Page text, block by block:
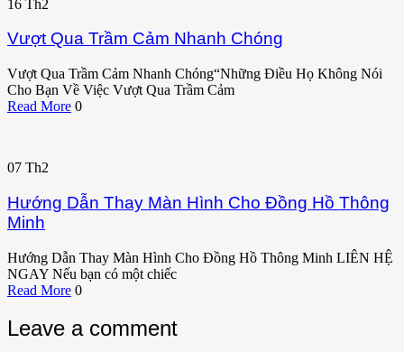
16 Th2
Vượt Qua Trầm Cảm Nhanh Chóng
Vượt Qua Trầm Cảm Nhanh Chóng“Những Điều Họ Không Nói
Cho Bạn Về Việc Vượt Qua Trầm Cảm
Read More 0
07 Th2
Hướng Dẫn Thay Màn Hình Cho Đồng Hồ Thông
Minh
Hướng Dẫn Thay Màn Hình Cho Đồng Hồ Thông Minh LIÊN HỆ
NGAY Nếu bạn có một chiếc
Read More 0
Leave a comment